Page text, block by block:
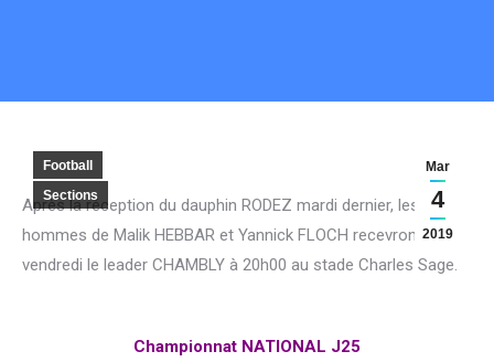
Mar
4
2019
Football
Sections
Après la réception du dauphin RODEZ mardi dernier, les
hommes de Malik HEBBAR et Yannick FLOCH recevront ce
vendredi le leader CHAMBLY à 20h00 au stade Charles Sage.
Championnat NATIONAL J25